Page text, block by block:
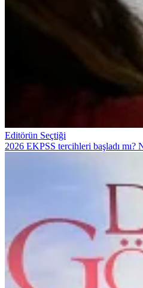
Editörün Seçtiği
2026 EKPSS tercihleri başladı mı?